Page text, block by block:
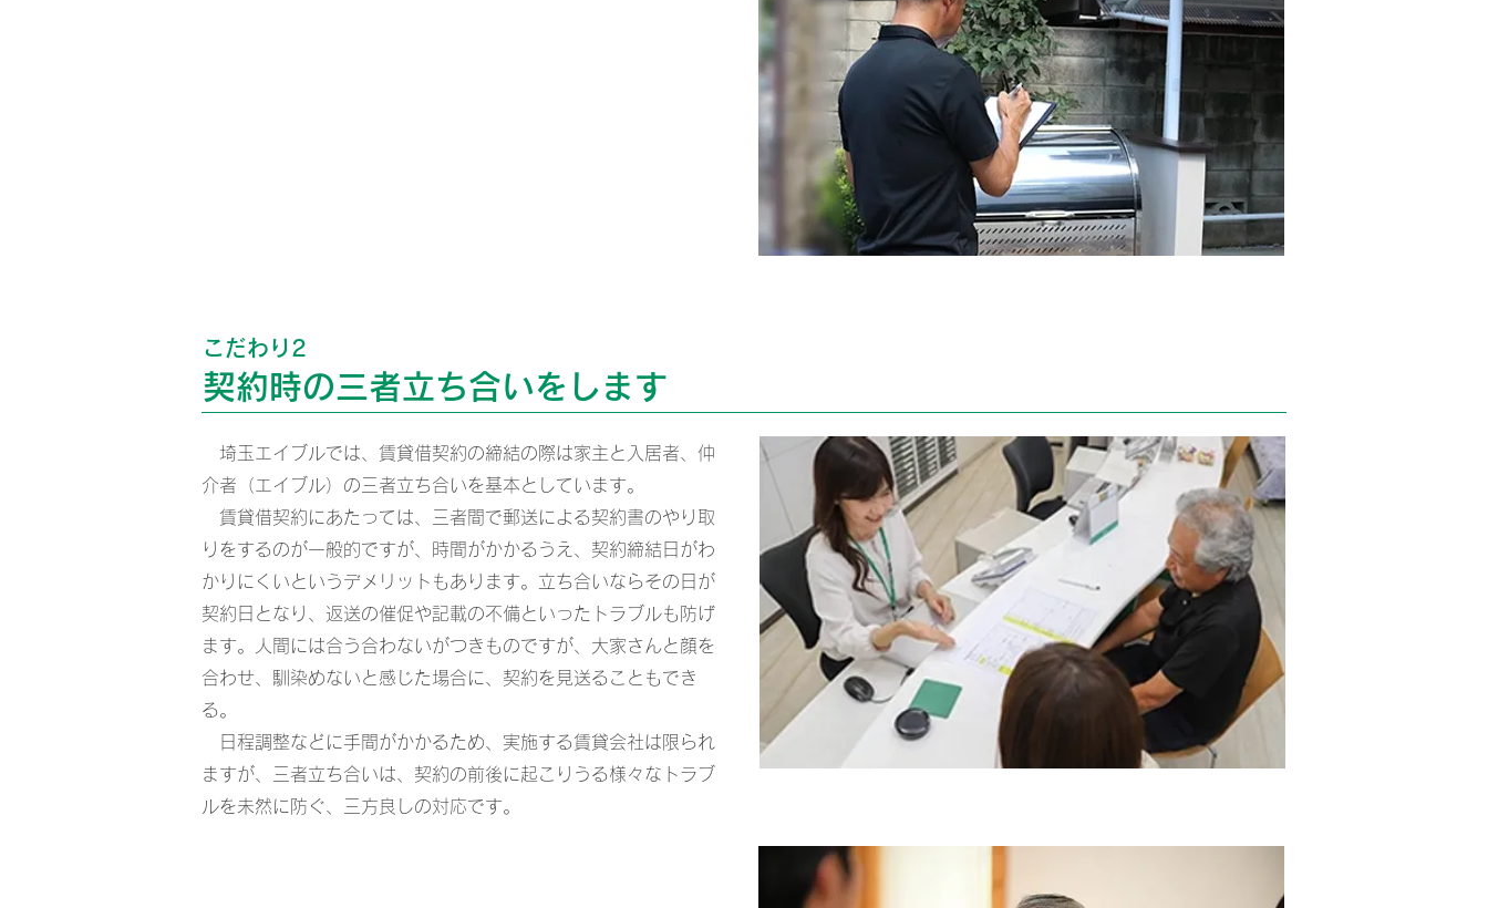
こだわり2
契約時の三者立ち合いをします
埼玉エイブルでは、賃貸借契約の締結の際は家主と入居者、仲
介者（エイブル）の三者立ち合いを基本としています。
賃貸借契約にあたっては、三者間で郵送による契約書のやり取
りをするのが一般的ですが、時間がかかるうえ、契約締結日がわ
かりにくいというデメリットもあります。立ち合いならその日が
契約日となり、返送の催促や記載の不備といったトラブルも防げ
ます。人間には合う合わないがつきものですが、大家さんと顔を
合わせ、馴染めないと感じた場合に、契約を見送ることもでき
る。
​日程調整などに手間がかかるため、実施する賃貸会社は限られ
ますが、三者立ち合いは、契約の前後に起こりうる様々なトラブ
ルを未然に防ぐ、三方良しの対応です。